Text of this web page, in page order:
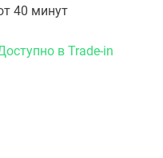
40 минут
в Trade-in